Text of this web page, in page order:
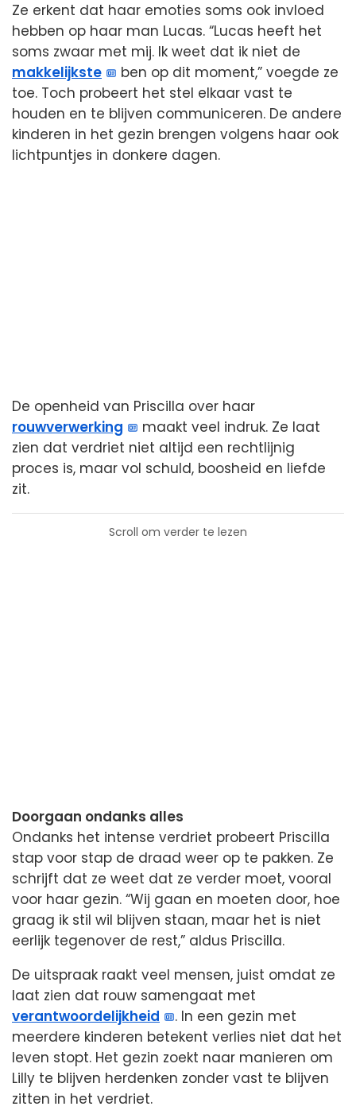
Ze erkent dat haar emoties soms ook invloed
hebben op haar man Lucas. “Lucas heeft het
soms zwaar met mij. Ik weet dat ik niet de
makkelijkste
ben op dit moment,” voegde ze
toe. Toch probeert het stel elkaar vast te
houden en te blijven communiceren. De andere
kinderen in het gezin brengen volgens haar ook
lichtpuntjes in donkere dagen.
De openheid van Priscilla over haar
rouwverwerking
maakt veel indruk. Ze laat
zien dat verdriet niet altijd een rechtlijnig
proces is, maar vol schuld, boosheid en liefde
zit.
Scroll om verder te lezen
Doorgaan ondanks alles
Ondanks het intense verdriet probeert Priscilla
stap voor stap de draad weer op te pakken. Ze
schrijft dat ze weet dat ze verder moet, vooral
voor haar gezin. “Wij gaan en moeten door, hoe
graag ik stil wil blijven staan, maar het is niet
eerlijk tegenover de rest,” aldus Priscilla.
De uitspraak raakt veel mensen, juist omdat ze
laat zien dat rouw samengaat met
verantwoordelijkheid
. In een gezin met
meerdere kinderen betekent verlies niet dat het
leven stopt. Het gezin zoekt naar manieren om
Lilly te blijven herdenken zonder vast te blijven
zitten in het verdriet.